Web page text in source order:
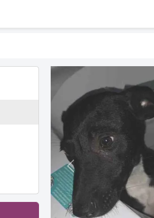
Previous